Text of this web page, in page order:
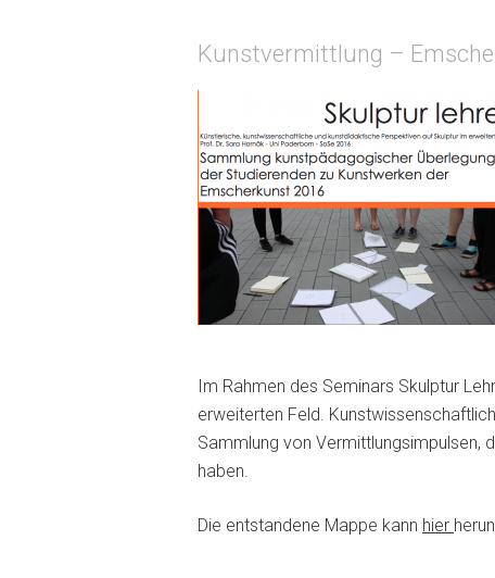
Kunstvermittlung –
Im Rahmen des Seminars Skulptur
erweiterten Feld.
Sammlung von Vermittlungsimpulsen,
haben.
Die entstandene Mappe kann hier